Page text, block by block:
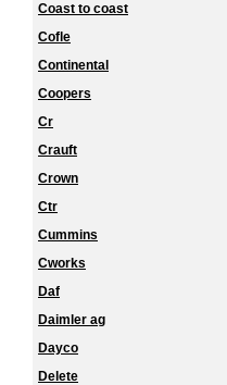
Coast to coast
Cofle
Continental
Coopers
Cr
Crauft
Crown
Ctr
Cummins
Cworks
Daf
Daimler ag
Dayco
Delete